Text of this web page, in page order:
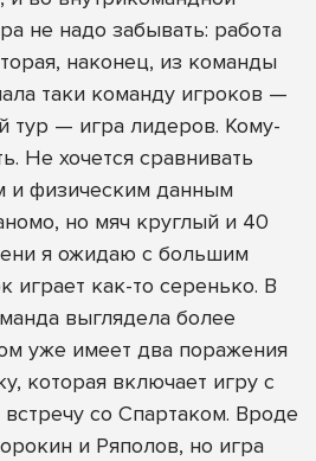
не надо забывать: работа
наконец, из команды
таки команду игроков —
тур — игра лидеров. Кому-
Не хочется сравнивать
и физическим данным
но мяч круглый и 40
я ожидаю с большим
играет как-то серенько. В
выглядела более
уже имеет два поражения
которая включает игру с
со Спартаком. Вроде
и Ряполов, но игра